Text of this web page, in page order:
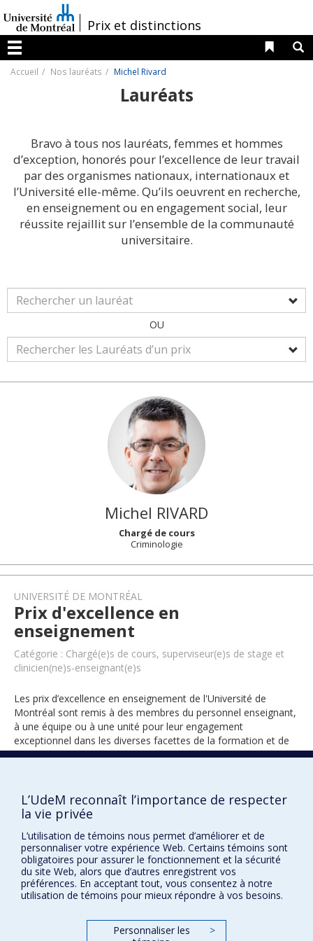
au
contenu
/Prix et distinctions
Menu
Liens
Accueil Nos lauréats Michel Rivard
Lauréats
Bravo à tous nos lauréats, femmes et hommes
d’exception, honorés pour l’excellence de leur travail
par des organismes nationaux, internationaux et
l’Université elle-même. Qu’ils oeuvrent en recherche,
en enseignement ou en engagement social, leur
réussite rejaillit sur l’ensemble de la communauté
universitaire.
OU
Michel RIVARD
Chargé de cours
Criminologie
UNIVERSITÉ DE MONTRÉAL
Prix d'excellence en
enseignement
Catégorie : Chargé(e)s de cours, superviseur(e)s de stage et
clinicien(ne)s-enseignant(e)s
Les prix d’excellence en enseignement de l'Université de
Montréal sont remis à des membres du personnel enseignant,
à une équipe ou à une unité pour leur engagement
exceptionnel dans les diverses facettes de la formation et de
l’encadrement des étudiants.
2013
Prix et distinctions
L’UdeM reconnaît l’importance de respecter
la vie privée
L’utilisation de témoins nous permet d’améliorer et de
personnaliser votre expérience Web. Certains témoins sont
obligatoires pour assurer le fonctionnement et la sécurité
du site Web, alors que d’autres enregistrent vos
préférences. En acceptant tout, vous consentez à notre
utilisation de témoins pour mieux répondre à vos besoins.
Personnaliser les
>